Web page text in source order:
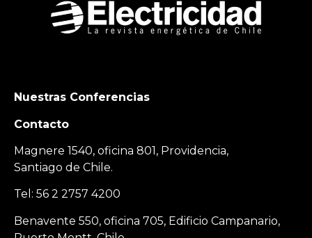
Nuestras Conferencias
Contacto
Magnere 1540, oficina 801, Providencia,
Santiago de Chile.
Tel: 56 2 2757 4200
Benavente 550, oficina 705, Edificio Campanario,